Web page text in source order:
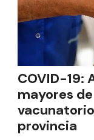
COVID-19:
mayores
provincia